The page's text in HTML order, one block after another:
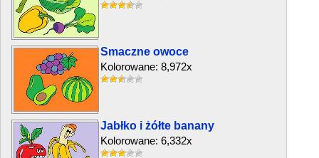
Smaczne owoce
Kolorowane: 8,972x
Jabłko i żółte banany
Kolorowane: 6,332x